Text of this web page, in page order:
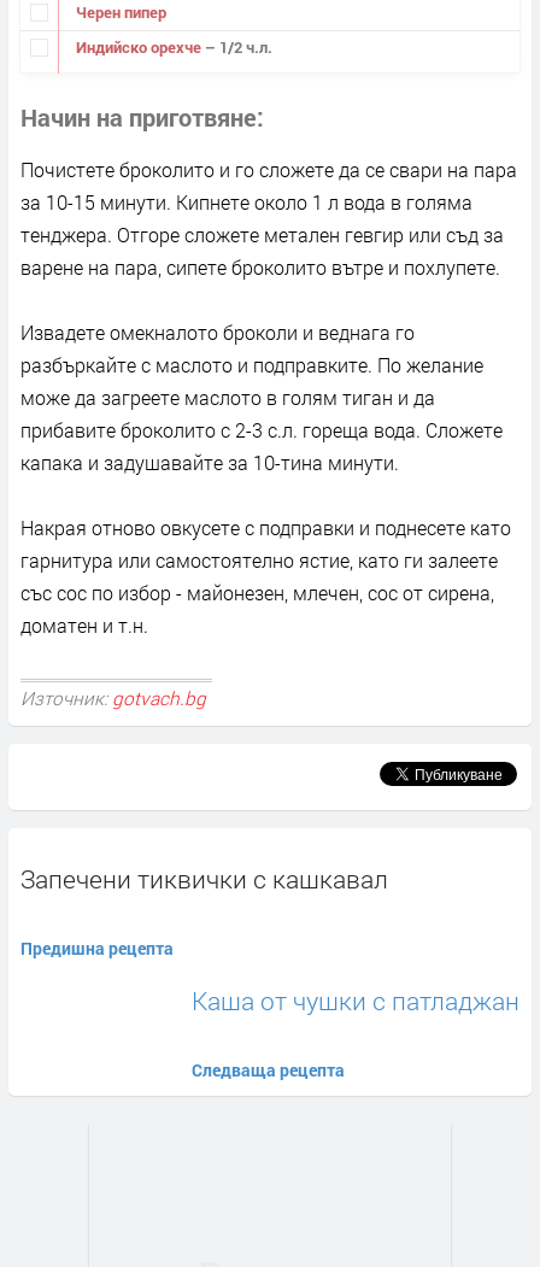
Черен пипер
Индийско орехче – 1/2 ч.л.
Начин на приготвяне
Почистете броколито и го сложете да се свари на пара
за 10-15 минути. Кипнете около 1 л вода в голяма
тенджера. Отгоре сложете метален гевгир или съд за
варене на пара, сипете броколито вътре и похлупете.
Извадете омекналото броколи и веднага го
разбъркайте с маслото и подправките. По желание
може да загреете маслото в голям тиган и да
прибавите броколито с 2-3 с.л. гореща вода. Сложете
капака и задушавайте за 10-тина минути.
Накрая отново овкусете с подправки и поднесете като
гарнитура или самостоятелно ястие, като ги залеете
със сос по избор - майонезен, млечен, сос от сирена,
доматен и т.н.
Източник: gotvach.bg
Запечени тиквички с кашкавал
Предишна рецепта
Каша от чушки с патладжан
Следваща рецепта